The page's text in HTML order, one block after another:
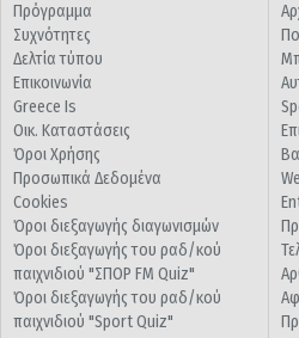
Πρόγραμμα
Συχνότητες
Δελτία τύπου
Επικοινωνία
Greece Is
Οικ. Καταστάσεις
Όροι Χρήσης
Προσωπικά Δεδομένα
Cookies
Όροι διεξαγωγής διαγωνισμών
Όροι διεξαγωγής του ραδ/κού
παιχνιδιού "ΣΠΟΡ FM Quiz"
Όροι διεξαγωγής του ραδ/κού
παιχνιδιού "Sport Quiz"